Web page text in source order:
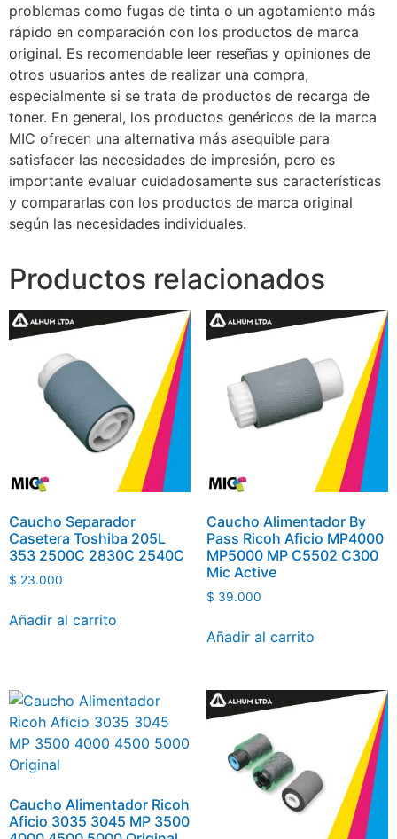
problemas como fugas de tinta o un agotamiento más
rápido en comparación con los productos de marca
original. Es recomendable leer reseñas y opiniones de
otros usuarios antes de realizar una compra,
especialmente si se trata de productos de recarga de
toner. En general, los productos genéricos de la marca
MIC ofrecen una alternativa más asequible para
satisfacer las necesidades de impresión, pero es
importante evaluar cuidadosamente sus características
y compararlas con los productos de marca original
según las necesidades individuales.
Productos relacionados
Caucho Separador
Casetera Toshiba 205L
353 2500C 2830C 2540C
$ 23.000
Añadir al carrito
Caucho Alimentador By
Pass Ricoh Aficio MP4000
MP5000 MP C5502 C300
Mic Active
$ 39.000
Añadir al carrito
Caucho Alimentador Ricoh
Aficio 3035 3045 MP 3500